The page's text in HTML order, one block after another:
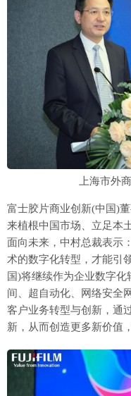
上海市外
富士胶片商业创新(中国)
来植根中国市场、立足本
面向未来，中村总裁表示
术的数字化转型，才能引
国)将继续作为企业数字
间、超自动化、网络安全
客户业务转型与创新，通
新，从而创造更多新价值